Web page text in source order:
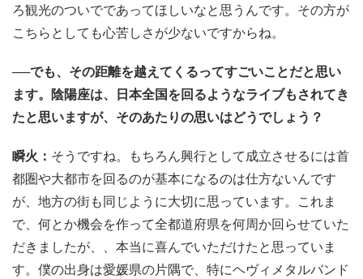
ろ観光のついでであってほしいなと思うんです。その方が
こちらとしても心苦しさが少ないですからね。
──でも、その距離を越えてくるってすごいことだと思い
ます。陰陽座は、日本全国を回るようなライブもされてき
たと思いますが、そのあたりの思いはどうでしょう？
瞬火： そうですね。もちろん興行として成立させるには首
都圏や大都市を回るのが基本になるのは仕方ないんです
が、地方の街も同じように大切に思っています。これま
で、何とか機会を作って全都道府県を何周か回らせていた
だきましたが、、本当に喜んでいただけたと思っていま
す。僕の出身は愛媛県の片隅で、特にヘヴィメタルバンド